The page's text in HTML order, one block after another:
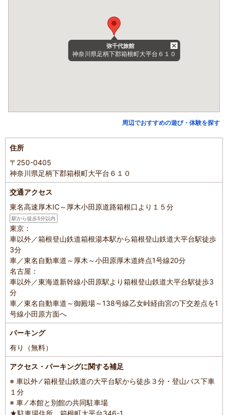
弥千代旅館
神奈川県足柄下郡箱根町大平台６１０
周辺でおすすめの遊び・体験を探す
住所
〒250-0405
神奈川県足柄下郡箱根町大平台６１０
交通アクセス
東名高速厚木IC～厚木小田原道路箱根口より１５分
駅から徒歩5分以内
東京：
車以外／箱根登山鉄道箱根湯本駅から箱根登山鉄道大平台駅徒歩
3分
車／東名自動車道～厚木～小田原厚木道終点1号線20分
名古屋：
車以外／東海道新幹線小田原駅より箱根登山鉄道大平台駅徒歩3
分
車／東名自動車道～御殿場～138号線乙女峠経由宮の下交差点を1
号線小田原方面へ
パーキング
有り（無料）
アクセス・パーキングに関する補足
※ 車以外 ⁄ 箱根登山鉄道の大平台駅から徒歩３分・登山バス下車
１分
※ 車 ⁄ 本館と別館の共同駐車場